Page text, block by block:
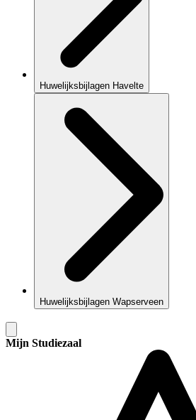
Huwelijksbijlagen Havelte
Huwelijksbijlagen Wapserveen
Mijn Studiezaal